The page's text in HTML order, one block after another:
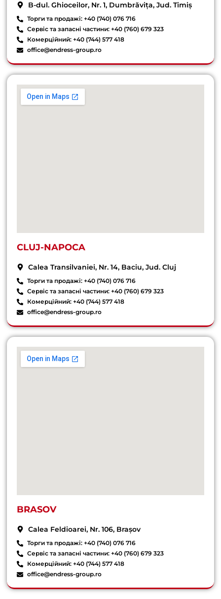
B-dul. Ghioceilor, Nr. 1, Dumbrăvița, Jud. Timiș
Торги та продажі: +40 (740) 076 716
Сервіс та запасні частини: +40 (760) 679 323
Комерційний: +40 (744) 577 418
office@endress-group.ro
CLUJ-NAPOCA
Calea Transilvaniei, Nr. 14, Baciu, Jud. Cluj
Торги та продажі: +40 (740) 076 716
Сервіс та запасні частини: +40 (760) 679 323
Комерційний: +40 (744) 577 418
office@endress-group.ro
BRASOV
Calea Feldioarei, Nr. 106, Brașov
Торги та продажі: +40 (740) 076 716
Сервіс та запасні частини: +40 (760) 679 323
Комерційний: +40 (744) 577 418
office@endress-group.ro